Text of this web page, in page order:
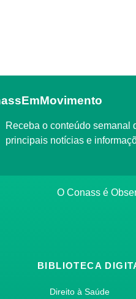
Receba o conteúdo semanal do Conass com as
principais notícias e
O Conass é
BIBLIOTECA
Direito à Saúde